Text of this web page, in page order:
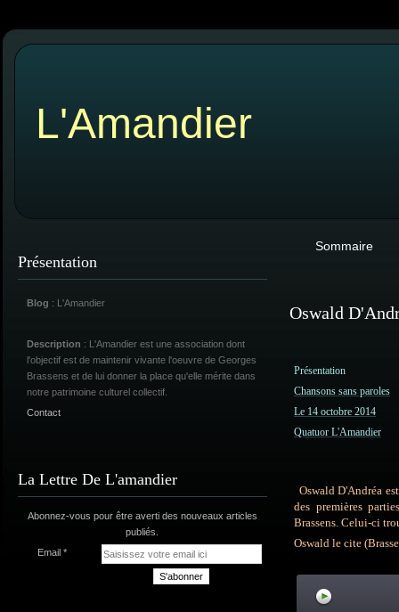
L'Amandier
Présentation
Blog : L'Amandier
Description : L'Amandier est une association dont
l'objectif est de maintenir vivante l'oeuvre de Georges
Brassens et de lui donner la place qu'elle mérite dans
notre patrimoine culturel collectif.
Contact
La Lettre De L'amandier
Abonnez-vous pour être averti des nouveaux articles
publiés.
Email
Sommaire
Oswald
Présentation
Chansons sans paroles
Le 14 octobre 2014
Quatuor L'Amandier
Oswald D'Andréa
des premières
Brassens. Celui-ci
Oswald le cite